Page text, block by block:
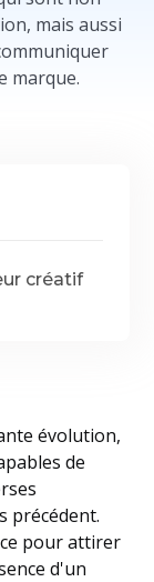
mais aussi
marque.
créatif
évolution,
de
précédent.
pour attirer
d'un